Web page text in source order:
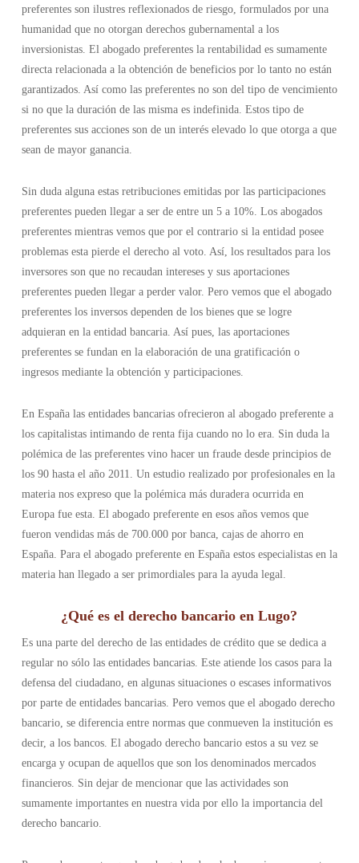
preferentes son ilustres reflexionados de riesgo, formulados por una
humanidad que no otorgan derechos gubernamental a los
inversionistas. El abogado preferentes la rentabilidad es sumamente
directa relacionada a la obtención de beneficios por lo tanto no están
garantizados. Así como las preferentes no son del tipo de vencimiento
si no que la duración de las misma es indefinida. Estos tipo de
preferentes sus acciones son de un interés elevado lo que otorga a que
sean de mayor ganancia.
Sin duda alguna estas retribuciones emitidas por las participaciones
preferentes pueden llegar a ser de entre un 5 a 10%. Los abogados
preferentes mientras vemos que por el contrario si la entidad posee
problemas esta pierde el derecho al voto. Así, los resultados para los
inversores son que no recaudan intereses y sus aportaciones
preferentes pueden llegar a perder valor. Pero vemos que el abogado
preferentes los inversos dependen de los bienes que se logre
adquieran en la entidad bancaria. Así pues, las aportaciones
preferentes se fundan en la elaboración de una gratificación o
ingresos mediante la obtención y participaciones.
En España las entidades bancarias ofrecieron al abogado preferente a
los capitalistas intimando de renta fija cuando no lo era. Sin duda la
polémica de las preferentes vino hacer un fraude desde principios de
los 90 hasta el año 2011. Un estudio realizado por profesionales en la
materia nos expreso que la polémica más duradera ocurrida en
Europa fue esta. El abogado preferente en esos años vemos que
fueron vendidas más de 700.000 por banca, cajas de ahorro en
España. Para el abogado preferente en España estos especialistas en la
materia han llegado a ser primordiales para la ayuda legal.
¿Qué es el derecho bancario en Lugo?
Es una parte del derecho de las entidades de crédito que se dedica a
regular no sólo las entidades bancarias. Este atiende los casos para la
defensa del ciudadano, en algunas situaciones o escases informativos
por parte de entidades bancarias. Pero vemos que el abogado derecho
bancario, se diferencia entre normas que conmueven la institución es
decir, a los bancos. El abogado derecho bancario estos a su vez se
encarga y ocupan de aquellos que son los denominados mercados
financieros. Sin dejar de mencionar que las actividades son
sumamente importantes en nuestra vida por ello la importancia del
derecho bancario.